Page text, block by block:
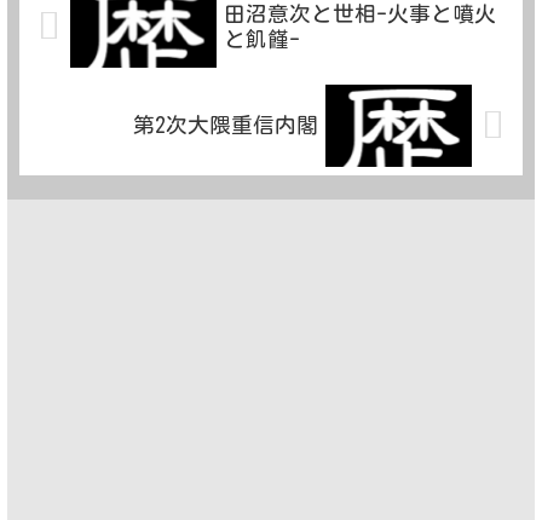
田沼意次と世相-火事と噴火
と飢饉-
第2次大隈重信内閣